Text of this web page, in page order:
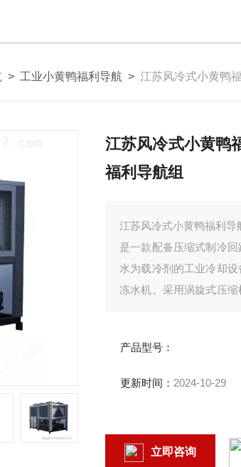
> 工业小黄鸭福利导航 > 江苏风冷式小黄鸭
江苏风冷式小黄鸭
福利导航组
江苏风冷式小黄鸭福利导
是一款配备压缩式制冷
水为载冷剂的工业冷却
冻水机。采用涡旋式压
产品型号：
更新时间： 2024-10-29
立即咨询